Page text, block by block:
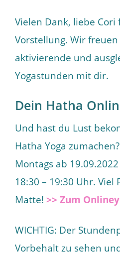
Vielen Dank, liebe Cori
Vorstellung. Wir
aktivierende und
Yogastunden mit dir.
Dein Hatha
Und hast du Lust
Hatha Yoga
Montags ab
18:30 – 19:30 Uhr. Viel
Matte! >> Zum
WICHTIG: Der
Vorbehalt zu sehen